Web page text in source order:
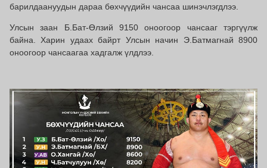
барилдаануудын дараа бөхчүүдийн чансаа шинэчлэгдлээ.
Улсын заан Б.Бат-Өлзий 9150 оноогоор чансааг тэргүүлж
байна. Харин удаах байрт Улсын начин Э.Батмагнай 8900
оноогоор чансаагаа хадгалж үлдлээ.